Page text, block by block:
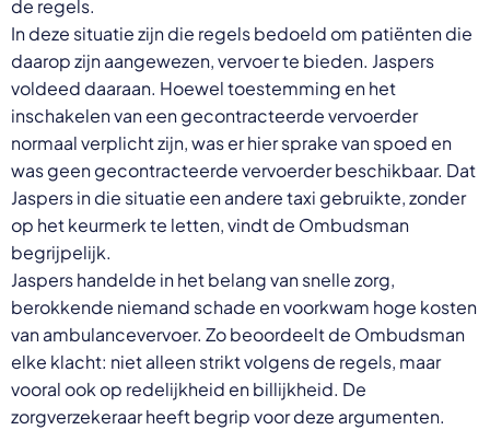
de regels.
In deze situatie zijn die regels bedoeld om patiënten die
daarop zijn aangewezen, vervoer te bieden. Jaspers
voldeed daaraan. Hoewel toestemming en het
inschakelen van een gecontracteerde vervoerder
normaal verplicht zijn, was er hier sprake van spoed en
was geen gecontracteerde vervoerder beschikbaar. Dat
Jaspers in die situatie een andere taxi gebruikte, zonder
op het keurmerk te letten, vindt de Ombudsman
begrijpelijk.
Jaspers handelde in het belang van snelle zorg,
berokkende niemand schade en voorkwam hoge kosten
van ambulancevervoer. Zo beoordeelt de Ombudsman
elke klacht: niet alleen strikt volgens de regels, maar
vooral ook op redelijkheid en billijkheid. De
zorgverzekeraar heeft begrip voor deze argumenten.